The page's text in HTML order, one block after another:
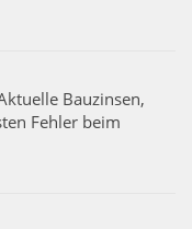
Bauzinsen,
Fehler beim